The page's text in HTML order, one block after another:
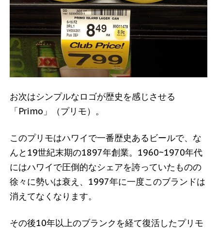
お次はシンプルなロゴが歴史を感じさせる
「Primo」（プリモ）。
このプリモはハワイで一番歴史あるビールで、な
んと19世紀末期の1897年創業。1960~1970年代
にはハワイで圧倒的なシェアを誇っていたものの
徐々に勢いは衰え、1997年に一度このブランドは
消えてなくなります。
その後10年以上のブランクを経て復活したプリモ